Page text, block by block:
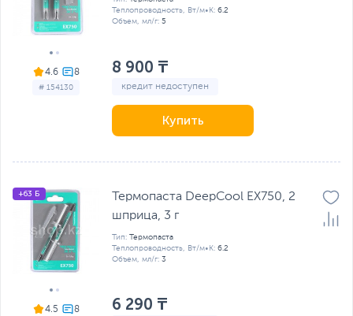
4.6
# 154130
Теплопроводность, Вт/м•К: 6.2
Объем, мл/г: 5
8 900 ₸
кредит недоступен
Купить
4.5
+63 Б
Термопаста DeepCool EX750, 2
шприца, 3 г
Тип: Термопаста
Теплопроводность, Вт/м•К: 6.2
Объем, мл/г: 3
6 290 ₸